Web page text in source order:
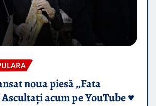
noua piesă „Fata
acum pe YouTube ♥️